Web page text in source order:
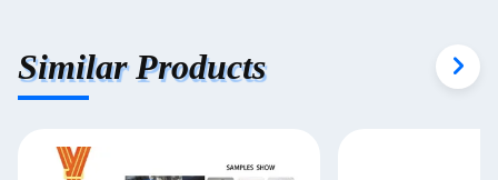
Similar Products